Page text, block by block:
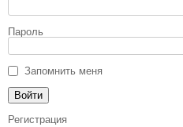
Пароль
Запомнить меня
Регистрация